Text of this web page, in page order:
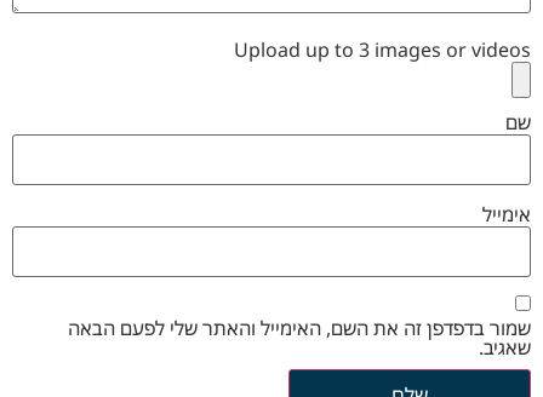
Upload up to 3 images or videos
שם
אימייל
שמור בדפדפן זה את השם, האימייל והאתר שלי לפעם הבאה
שאגיב.